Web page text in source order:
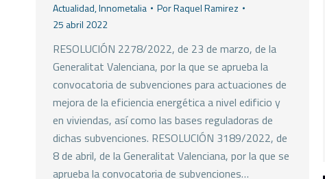
Actualidad,Innometalia PorRaquel Ramirez
25 abril 2022
RESOLUCIÓN 2278/2022, de 23 de marzo, de la
Generalitat Valenciana, por la que se aprueba la
convocatoria de subvenciones para actuaciones de
mejora de la eficiencia energética a nivel edificio y
en viviendas, así como las bases reguladoras de
dichas subvenciones. RESOLUCIÓN 3189/2022, de
8 de abril, de la Generalitat Valenciana, por la que se
aprueba la convocatoria de subvenciones…